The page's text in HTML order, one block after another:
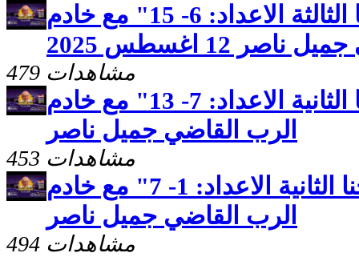
كنوز مخفيّه "رسالة يوحنا الثالثة الاعداد: 6- 15" مع خادم
12 اغسطس 2025
479 مشاهدات
كنوز مخفيّه "رسالة يوحنا الثانية الاعداد: 7- 13" مع خادم
الرب القاضي جميل ناصر
453 مشاهدات
كنوز مخفيّه "رسالة يوحنا الثانية الاعداد: 1- 7" مع خادم
الرب القاضي جميل ناصر
494 مشاهدات